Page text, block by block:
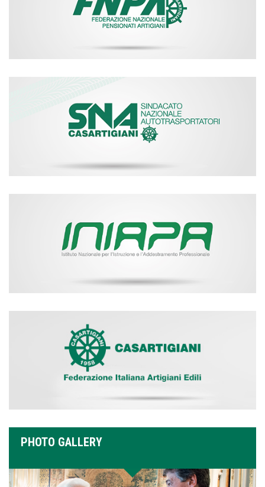
PHOTO GALLERY